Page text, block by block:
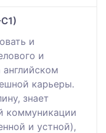
и
и
карьеры.
знает
коммуникации
и устной),